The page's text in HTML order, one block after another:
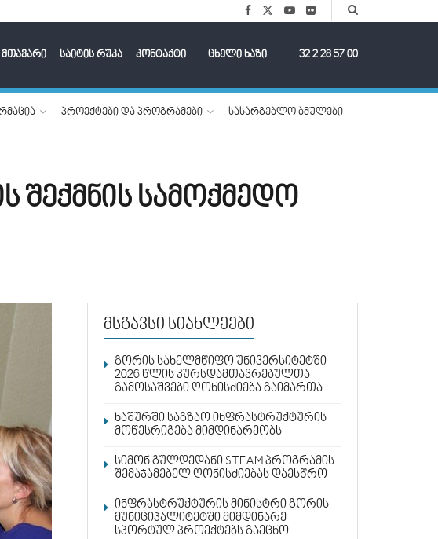
მთავარი საიტის რუკა კონტაქტი ცხელი ხაზი 32 2 28 57 00
პროექტები და პროგრამები სასარგებლო ბმულები
შექმნის სამოქმედო
მსგავსი სიახლეები
გორის სახელმწიფო უნივერსიტეტში
2026 წლის კურსდამთავრებულთა
გამოსაშვები ღონისძიება გაიმართა.
ხაშურში საგზაო ინფრასტრუქტურის
მოწესრიგება მიმდინარეობს
სიმონ გულდედანი STEAM პროგრამის
შემაჯამებელ ღონისძიებას დაესწრო
ინფრასტრუქტურის მინისტრი გორის
მუნიციპალიტეტში მიმდინარე
სპორტულ პროექტებს გაეცნო